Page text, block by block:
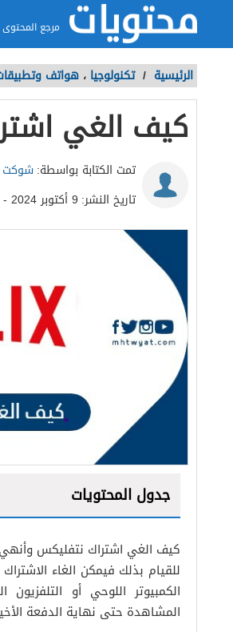
مرجع
الرئيسية / تكنولوجيا ، هواتف
كيف الغي
تمت الكتابة بواسطة:شوكت
تاريخ النشر: 9 أكتوبر 2024 - 9:08ص
جدول المحتويات
كيف الغي اشتراك نتفليكس
للقيام بذلك فيمكن الغاء
الكمبيوتر اللوحي أو
المشاهدة حتى نهاية الدفعة